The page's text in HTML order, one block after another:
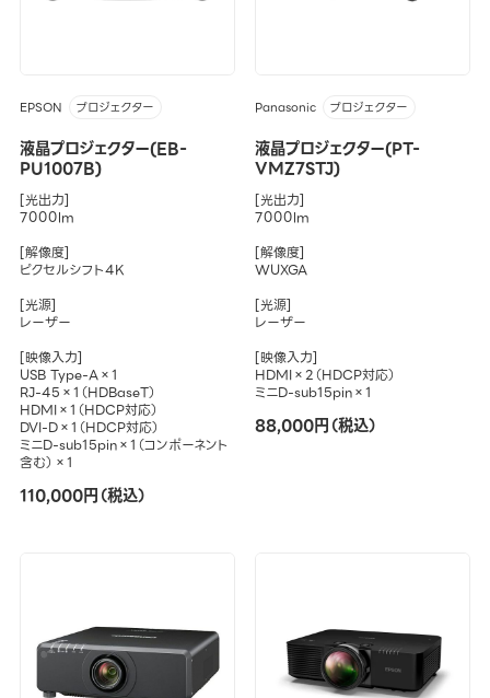
EPSON プロジェクター
液晶プロジェクター(EB-
PU1007B)
[光出力]
7000lm
[解像度]
ピクセルシフト4K
[光源]
レーザー
[映像入力]
USB Type-A×1
RJ-45×1（HDBaseT）
HDMI×1（HDCP対応）
DVI-D×1（HDCP対応）
ミニD-sub15pin×1（コンポーネント
含む）×1
110,000円（税込）
Panasonic プロジェクター
液晶プロジェクター(PT-
VMZ7STJ)
[光出力]
7000lm
[解像度]
WUXGA
[光源]
レーザー
[映像入力]
HDMI×2（HDCP対応）
ミニD-sub15pin×1
88,000円（税込）